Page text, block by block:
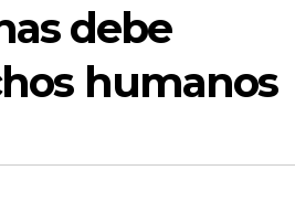
debe
humanos